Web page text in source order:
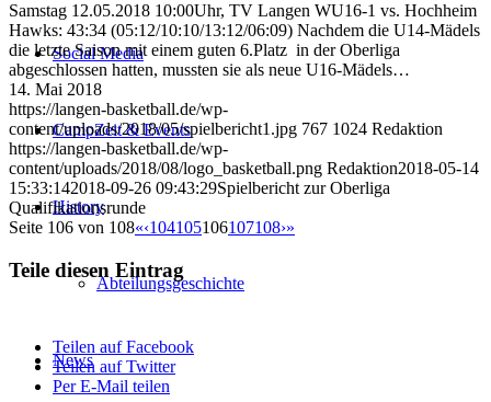
Social Media
CampZeit & Events
History
Abteilungsgeschichte
News
Samstag 12.05.2018 10:00Uhr, TV Langen WU16-1 vs. Hochheim
Hawks: 43:34 (05:12/10:10/13:12/06:09) Nachdem die U14-Mädels
die letzte Saison mit einem guten 6.Platz in der Oberliga
abgeschlossen hatten, mussten sie als neue U16-Mädels…
14. Mai 2018
https://langen-basketball.de/wp-
content/uploads/2018/05/spielbericht1.jpg 767 1024 Redaktion
https://langen-basketball.de/wp-
content/uploads/2018/08/logo_basketball.png Redaktion2018-05-14
15:33:142018-09-26 09:43:29Spielbericht zur Oberliga
Qualifikationsrunde
Seite 106 von 108«‹104105106107108›»
Teile diesen Eintrag
Teilen auf Facebook
Teilen auf Twitter
Per E-Mail teilen